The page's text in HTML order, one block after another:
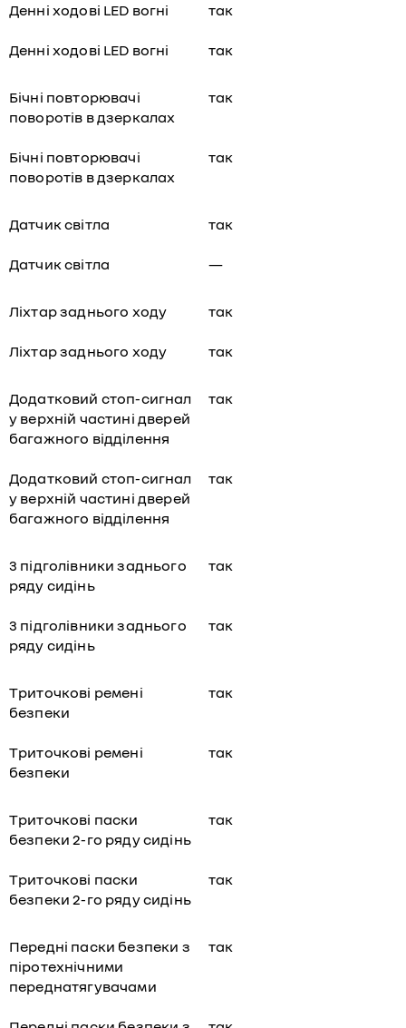
Денні ходові LED вогні так
Денні ходові LED вогні так
Бічні повторювачі
поворотів в дзеркалах
так
Бічні повторювачі
поворотів в дзеркалах
так
Датчик світла так
Датчик світла —
Ліхтар заднього ходу так
Ліхтар заднього ходу так
Додатковий стоп-сигнал
у верхній частині дверей
багажного відділення
так
Додатковий стоп-сигнал
у верхній частині дверей
багажного відділення
так
3 підголівники заднього
ряду сидінь
так
3 підголівники заднього
ряду сидінь
так
Триточкові ремені
безпеки
так
Триточкові ремені
безпеки
так
Триточкові паски
безпеки 2-го ряду сидінь
так
Триточкові паски
безпеки 2-го ряду сидінь
так
Передні паски безпеки з
піротехнічними
переднатягувачами
так